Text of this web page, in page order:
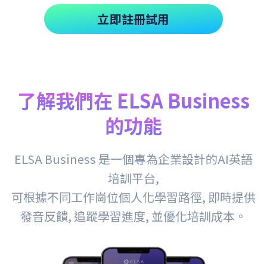
立即註冊試用
了解我們在 ELSA Business
的功能
ELSA Business 是一個專為企業設計的AI英語
培訓平台,
可根據不同工作崗位個人化學習路徑, 即時提供
發音反饋, 追蹤學習進度, 並優化培訓成本。